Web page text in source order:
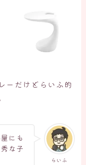
ーだけどらいふ的
らいふ
にも
な子